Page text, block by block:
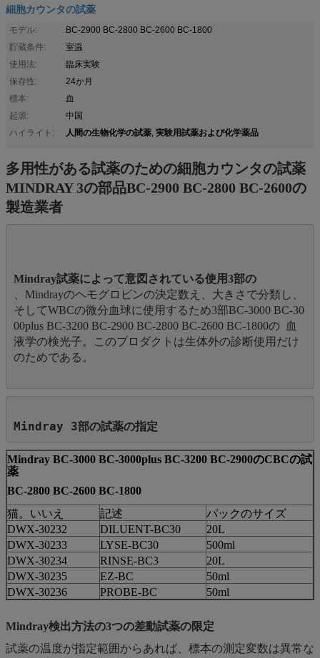
細胞カウンタの試薬
モデル:
BC-2900 BC-2800 BC-2600 BC-1800
貯蔵条件:
室温
使用法:
臨床実験
保存性:
24か月
標本:
血
起源:
中国
ハイライト:
人間の生物化学の試薬, 実験用試薬および化学薬品
多用性がある試薬のための細胞カウンタの試薬
MINDRAY 3の部品BC-2900 BC-2800 BC-2600の
製造業者
Mindray試薬によって意図されている使用3部の
、Mindrayのヘモグロビンの決定数え、大きさで分類し、
そしてWBCの微分血球に使用するため3部BC-3000 BC-30
00plus BC-3200 BC-2900 BC-2800 BC-2600 BC-1800の  血
液学の検光子。このプロダクトは生体外の診断使用だけ
のためである。
Mindray 3部の試薬の指定
Mindray BC-3000 BC-3000plus BC-3200 BC-2900のCBCの試
薬
BC-2800 BC-2600 BC-1800
猫。いいえ
記述
パックのサイズ
DWX-30232
DILUENT-BC30
20L
DWX-30233
LYSE-BC30
500ml
DWX-30234
RINSE-BC3
20L
DWX-30235
EZ-BC
50ml
DWX-30236
PROBE-BC 50ml
Mindray検出方法の3つの差動試薬の限定
試薬の温度が指定範囲からあれば、標本の測定変数は異常な